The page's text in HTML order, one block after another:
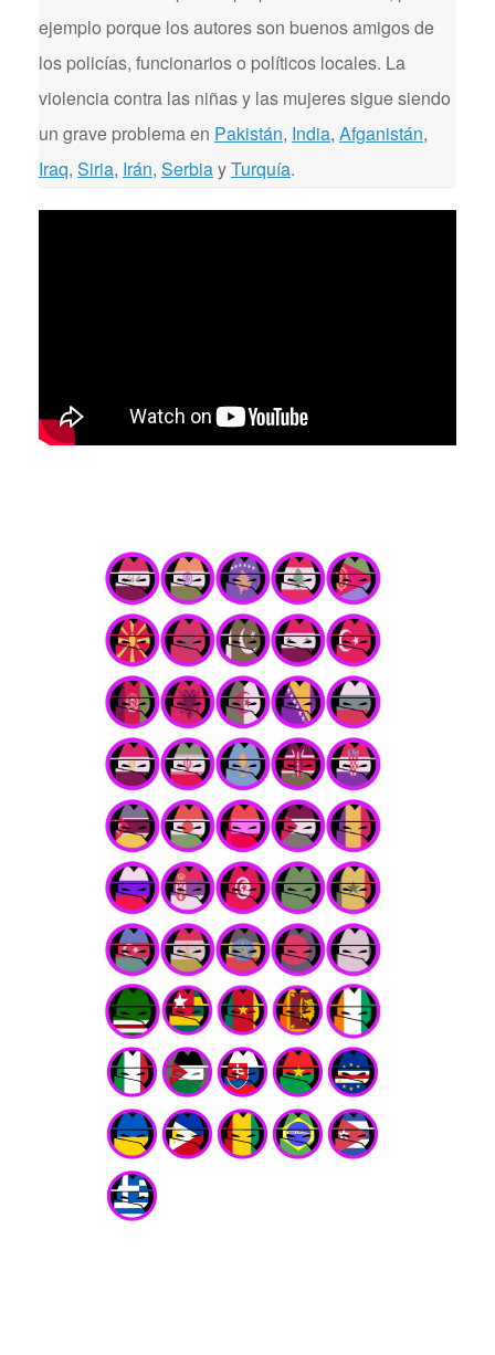
ejemplo porque los autores son buenos amigos de
los policías, funcionarios o políticos locales. La
violencia contra las niñas y las mujeres sigue siendo
un grave problema en Pakistán, India, Afganistán,
Iraq, Siria, Irán, SerbiayTurquía.